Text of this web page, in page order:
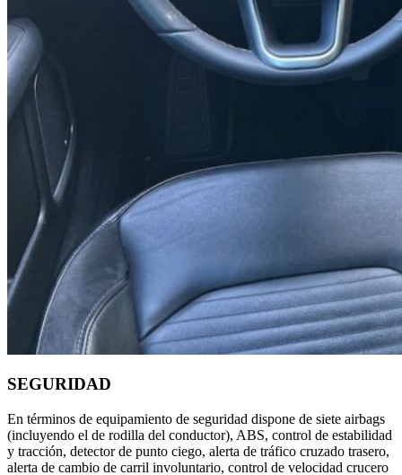
SEGURIDAD
En términos de equipamiento de seguridad dispone de siete airbags
(incluyendo el de rodilla del conductor), ABS, control de estabilidad
y tracción, detector de punto ciego, alerta de tráfico cruzado trasero,
alerta de cambio de carril involuntario, control de velocidad crucero